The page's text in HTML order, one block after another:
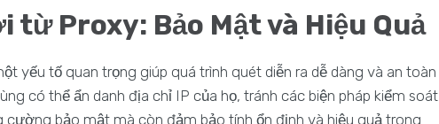
từ Proxy: Bảo Mật và Hiệu Quả
yếu tố quan trọng giúp quá trình quét diễn ra dễ dàng và an toàn
có thể ẩn danh địa chỉ IP của họ, tránh các biện pháp kiểm soát
bảo mật mà còn đảm bảo tính ổn định và hiệu quả trong